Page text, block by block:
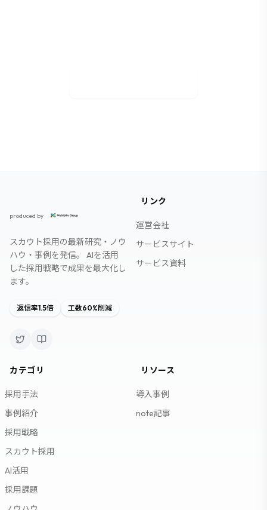
produced by
スカウト採用の最新研究・ノウ
ハウ・事例を発信。 AIを活用
した採用戦略で成果を最大化し
ます。
返信率1.5倍 工数60%削減
リンク
運営会社
サービスサイト
サービス資料
カテゴリ
採用手法
事例紹介
採用戦略
スカウト採用
AI活用
採用課題
リソース
導入事例
note記事